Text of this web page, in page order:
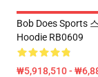
Bob Does Sports
Hoodie RB0609
₩5,918,510 -